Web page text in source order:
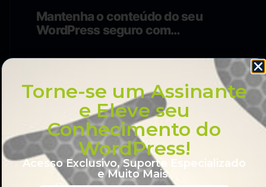
Mantenha o conteúdo do seu
WordPress seguro com
WORDPRESS PLUGINS
Torne-se um Assinante
e Eleve seu
Conhecimento do
WordPress!
Acesso Exclusivo, Suporte Especializado
e Muito Mais.